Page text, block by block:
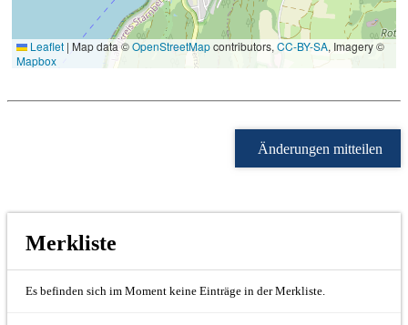
Leaflet | Map data ©OpenStreetMapcontributors, CC-BY-SA, Imagery ©
Mapbox
Änderungen mitteilen
Merkliste
Es befinden sich im Moment keine Einträge in der Merkliste.